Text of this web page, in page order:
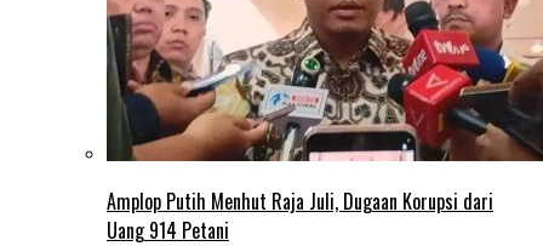
Amplop Putih Menhut Raja Juli, Dugaan Korupsi dari
Uang 914 Petani